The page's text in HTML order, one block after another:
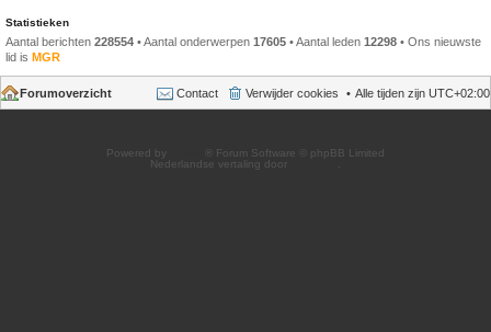
Statistieken
Aantal berichten 228554 • Aantal onderwerpen 17605 • Aantal leden 12298 • Ons nieuwste
lid is MGR
Forumoverzicht Alle tijden zijn UTC+02:00
Verwijder cookies
Contact
Powered by
® Forum Software © phpBB Limited
Nederlandse vertaling door